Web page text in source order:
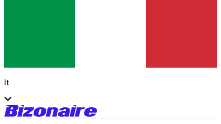
It